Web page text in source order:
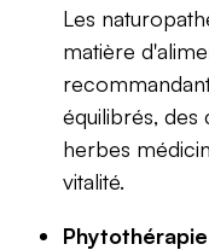
Les
matière
équilibrés, des
herbes
vitalité.